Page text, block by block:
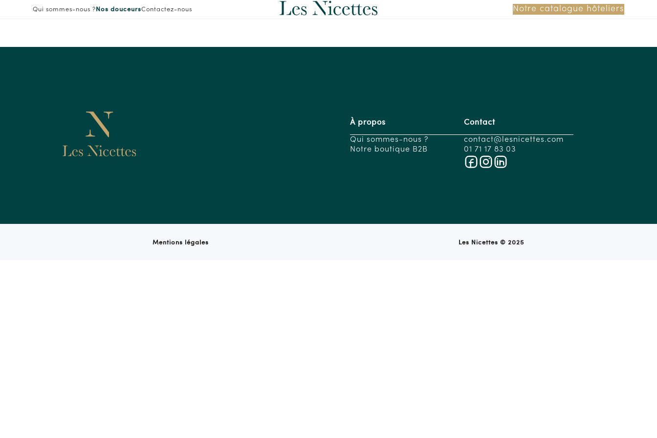
Qui sommes-nous ?Nos douceursContactez-nous Notre catalogue hôteliers
À propos
Qui sommes-nous ?
Notre boutique B2B
Contact
contact@lesnicettes.com
01 71 17 83 03
Mentions légales Les Nicettes ©2025